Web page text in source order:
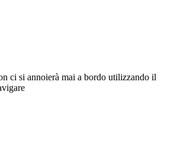
ci si annoierà mai a bordo utilizzando il